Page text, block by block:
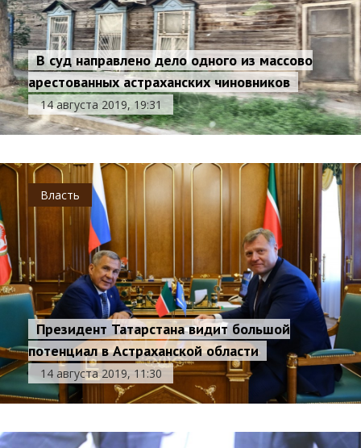
В суд направлено дело одного из массово
арестованных астраханских чиновников
14 августа 2019, 19:31
Власть
Президент Татарстана видит большой
потенциал в Астраханской области
14 августа 2019, 11:30